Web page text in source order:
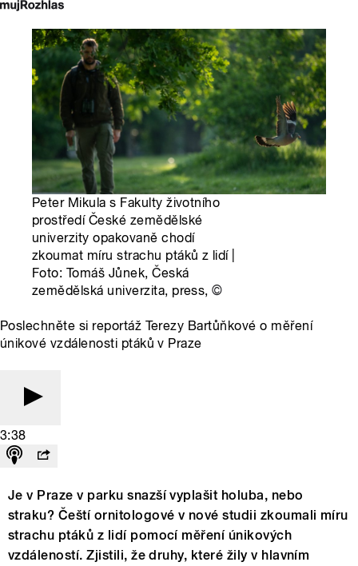
Peter Mikula s Fakulty životního
prostředí České zemědělské
univerzity opakovaně chodí
zkoumat míru strachu ptáků z lidí |
Foto: Tomáš Jůnek, Česká
zemědělská univerzita, press,©
Poslechněte si reportáž Terezy Bartůňkové o měření
únikové vzdálenosti ptáků v Praze
3:38
Je v Praze v parku snazší vyplašit holuba, nebo
straku? Čeští ornitologové v nové studii zkoumali míru
strachu ptáků z lidí pomocí měření únikových
vzdáleností. Zjistili, že druhy, které žily v hlavním